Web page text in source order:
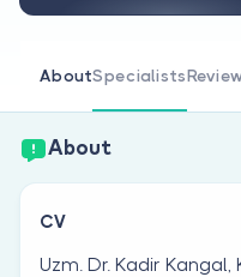
Are you
AboutSpecialists
About
CV
Uzm. Dr. Kadir Kangal,